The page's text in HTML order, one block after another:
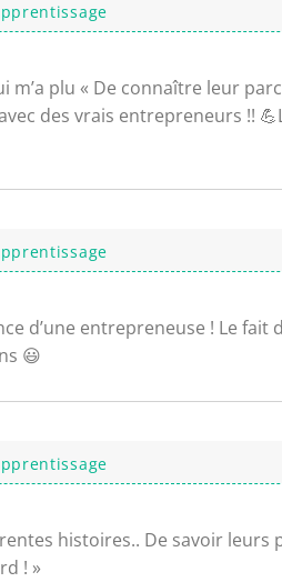
m’a plu « De connaître leur
des vrais entrepreneurs !!
d’une entrepreneuse ! Le fait
😃
histoires.. De savoir
! »